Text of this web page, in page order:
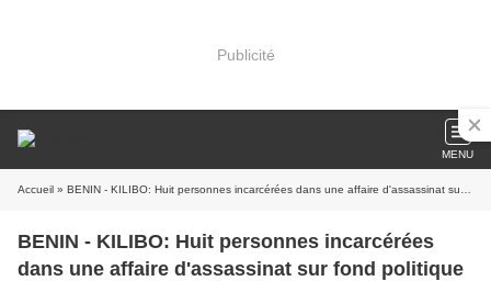
Publicité
MENU
Accueil » BENIN - KILIBO: Huit personnes incarcérées dans une affaire d'assassinat sur fond politique
BENIN - KILIBO: Huit personnes incarcérées
dans une affaire d'assassinat sur fond politique